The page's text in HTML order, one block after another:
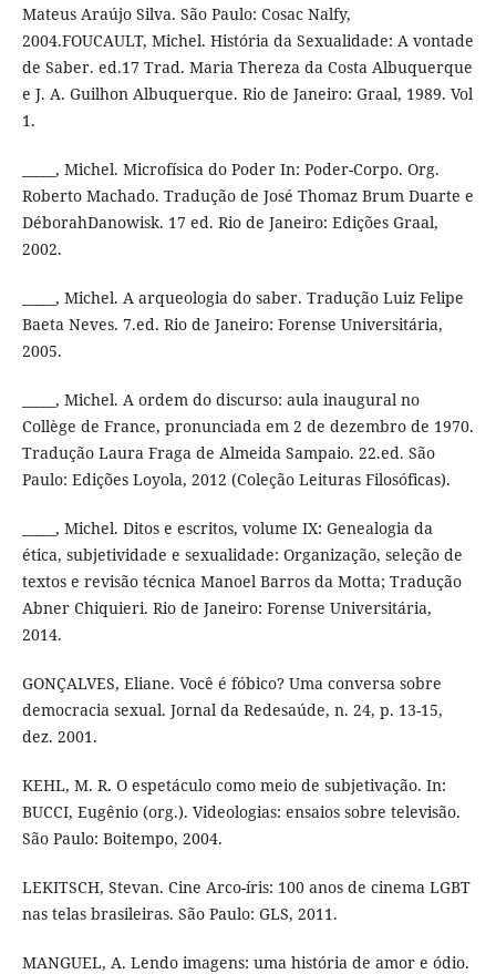
Mateus Araújo Silva. São Paulo: Cosac Nalfy,
2004.FOUCAULT, Michel. História da Sexualidade: A vontade
de Saber. ed.17 Trad. Maria Thereza da Costa Albuquerque
e J. A. Guilhon Albuquerque. Rio de Janeiro: Graal, 1989. Vol
1.
_____, Michel. Microfísica do Poder In: Poder-Corpo. Org.
Roberto Machado. Tradução de José Thomaz Brum Duarte e
DéborahDanowisk. 17 ed. Rio de Janeiro: Edições Graal,
2002.
_____, Michel. A arqueologia do saber. Tradução Luiz Felipe
Baeta Neves. 7.ed. Rio de Janeiro: Forense Universitária,
2005.
_____, Michel. A ordem do discurso: aula inaugural no
Collège de France, pronunciada em 2 de dezembro de 1970.
Tradução Laura Fraga de Almeida Sampaio. 22.ed. São
Paulo: Edições Loyola, 2012 (Coleção Leituras Filosóficas).
_____, Michel. Ditos e escritos, volume IX: Genealogia da
ética, subjetividade e sexualidade: Organização, seleção de
textos e revisão técnica Manoel Barros da Motta; Tradução
Abner Chiquieri. Rio de Janeiro: Forense Universitária,
2014.
GONÇALVES, Eliane. Você é fóbico? Uma conversa sobre
democracia sexual. Jornal da Redesaúde, n. 24, p. 13-15,
dez. 2001.
KEHL, M. R. O espetáculo como meio de subjetivação. In:
BUCCI, Eugênio (org.). Videologias: ensaios sobre televisão.
São Paulo: Boitempo, 2004.
LEKITSCH, Stevan. Cine Arco-íris: 100 anos de cinema LGBT
nas telas brasileiras. São Paulo: GLS, 2011.
MANGUEL, A. Lendo imagens: uma história de amor e ódio.